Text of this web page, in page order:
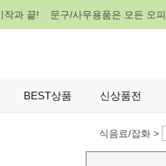
작과 끝! 문구/사무용품은 모든 오
BEST상품 신상품전
식음료/잡화 >